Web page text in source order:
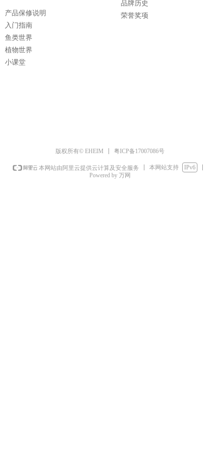
产品保修说明
入门指南
鱼类世界
植物世界
小课堂
品牌历史
荣誉奖项
版权所有© EHEIM 粤ICP备17007086号
本网站由阿里云提供云计算及安全服务 本网站支持
IPv6
Powered by 万网